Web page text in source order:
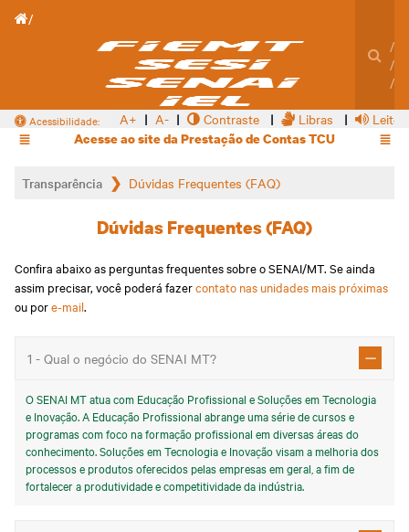
Acessibilidade: A+ A- Contraste Libras Leitor
TRANSPARÊNCIA SENAI
Acesse ao site da Prestação de Contas TCU
Transparência Dúvidas Frequentes (FAQ)
Dúvidas Frequentes (FAQ)
Confira abaixo as perguntas frequentes sobre o SENAI/MT. Se ainda
assim precisar, você poderá fazercontato nas unidades mais próximas
ou pore-mail.
1 - Qual o negócio do SENAI MT?
O SENAI MT atua com Educação Profissional e Soluções em Tecnologia
e Inovação. A Educação Profissional abrange uma série de cursos e
programas com foco na formação profissional em diversas áreas do
conhecimento. Soluções em Tecnologia e Inovação visam a melhoria dos
processos e produtos oferecidos pelas empresas em geral, a fim de
fortalecer a produtividade e competitividade da indústria.